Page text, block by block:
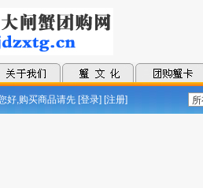
好,购买商品请先 [登录] [注册]